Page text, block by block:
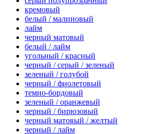
кремовый
белый / малиновый
лайм
черный матовый
белый / лайм
угольный / красный
черный / серый / зеленый
зеленый / голубой
черный / фиолетовый
темно-бордовый
зеленый / оранжевый
черный / бирюзовый
черный матовый / желтый
черный / лайм